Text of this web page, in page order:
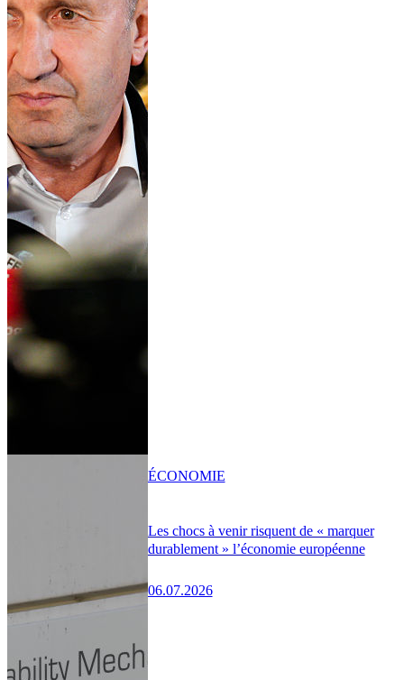
Les chocs à venir risquent de « marquer
durablement » l’économie européenne
06.07.2026
ÉCONOMIE